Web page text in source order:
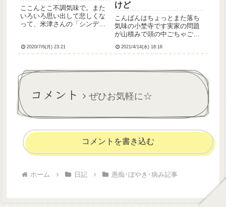
ここんとこ不調気味で。また
いろいろ思い出して悲しくな
って、米津さんの「シンデレ
いったーから一人で悩まない
ないんだもの、
2020/7/6(月) 23:21
けど
こんばんはちょっとまた落ち
気味の小埜寺です実家の問題
が山積みで頭の中ごちゃごち
2021/4/14(水) 18:16
コメント ぜひお気軽に☆
コメントを書き込む
ホーム 日記 愚痴･ぼやき･病み記事